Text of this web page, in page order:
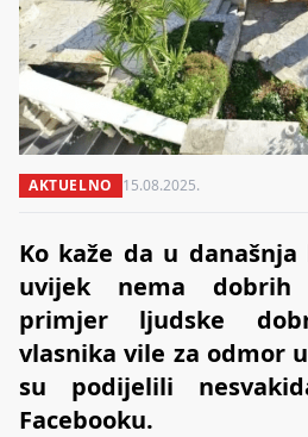
AKTUELNO 15.08.2025.
Ko kaže da u
uvijek nema dobrih
primjer ljudske
vlasnika vile za odmor
su podijelili
Facebooku.